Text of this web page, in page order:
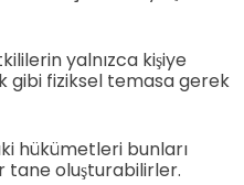
yalnızca kişiye
gibi fiziksel temasa gerek
hükümetleri bunları
tane oluşturabilirler.